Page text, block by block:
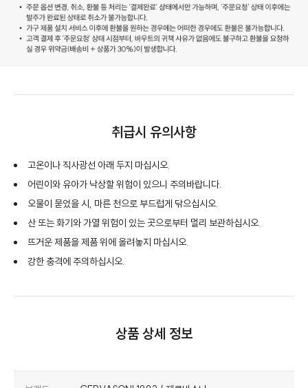
취급시 유의사항
고온이나 직사광선 아래 두지 마십시오.
어린이와 유아가 낙상할 위험이 있으니 주의바랍니다.
오물이 묻었을 시, 마른 천으로 부드럽게 닦으십시오.
산 또는 화기와 가열 위험이 있는 곳으로부터 멀리 보관하십시오.
뜨거운 제품을 제품 위에 올려놓지 마십시오.
강한 충격에 주의하십시오.
상품 상세 정보